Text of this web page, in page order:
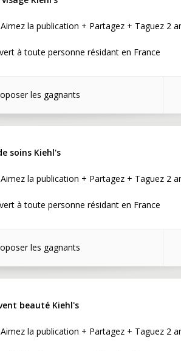
la publication + Partagez + Taguez 2
à toute personne résidant en France
les gagnants
soins Kiehl's
la publication + Partagez + Taguez 2
à toute personne résidant en France
les gagnants
beauté Kiehl's
la publication + Partagez + Taguez 2